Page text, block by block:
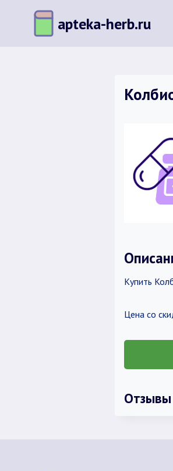
содержимому
apteka-herb.ru
Купить
Цена со
Отзывы